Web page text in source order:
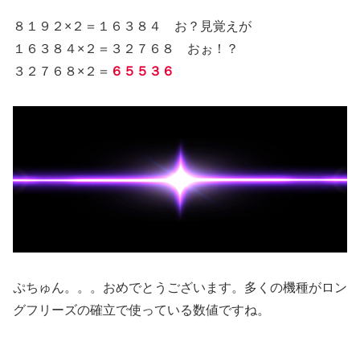
８１９２×２＝１６３８４ お？見覚えが
１６３８４×２＝３２７６８ おぉ！？
３２７６８×２＝ ６５５３６
ぷちゅん。。。おめでとうございます。多くの機種がロン
グフリーズの確立で使っている数値ですね。